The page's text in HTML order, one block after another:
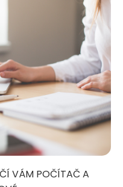
VÁM POČÍTAČ A